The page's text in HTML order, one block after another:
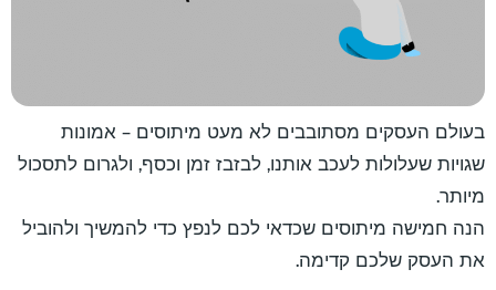
בעולם העסקים מסתובבים לא מעט מיתוסים – אמונות
שגויות שעלולות לעכב אותנו, לבזבז זמן וכסף, ולגרום לתסכול
מיותר.
הנה חמישה מיתוסים שכדאי לכם לנפץ כדי להמשיך ולהוביל
את העסק שלכם קדימה.